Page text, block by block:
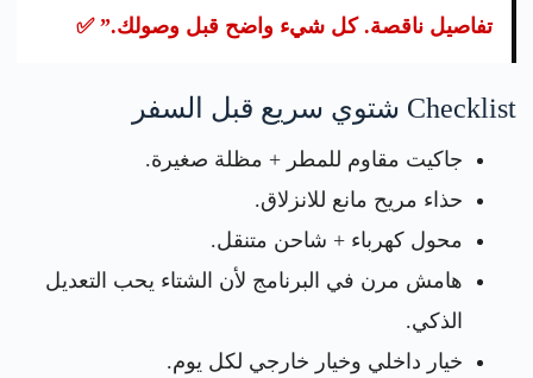
تفاصيل ناقصة. كل شيء واضح قبل وصولك.” ✅
Checklist شتوي سريع قبل السفر
جاكيت مقاوم للمطر + مظلة صغيرة.
حذاء مريح مانع للانزلاق.
محول كهرباء + شاحن متنقل.
هامش مرن في البرنامج لأن الشتاء يحب التعديل
الذكي.
خيار داخلي وخيار خارجي لكل يوم.